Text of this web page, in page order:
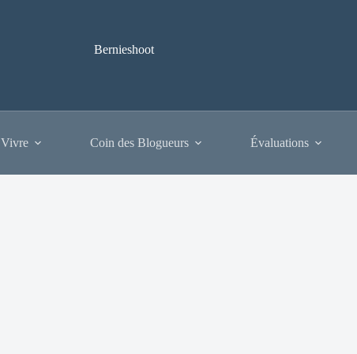
Bernieshoot
Coin des Blogueurs Évaluations